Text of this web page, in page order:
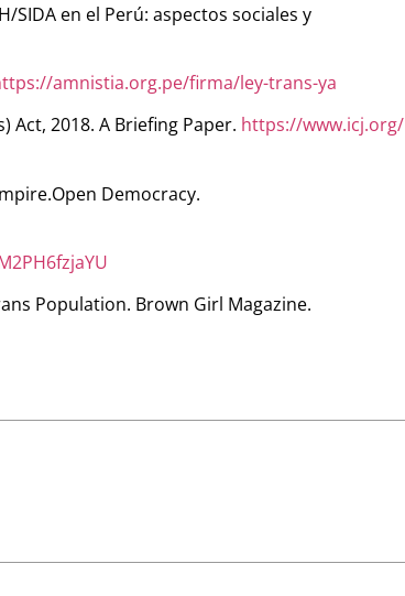
SIDA en el Perú: aspectos sociales y
amnistia.org.pe/firma/ley-trans-ya
2018. A Briefing Paper. https://www.icj.org/
Democracy.
Population. Brown Girl Magazine.